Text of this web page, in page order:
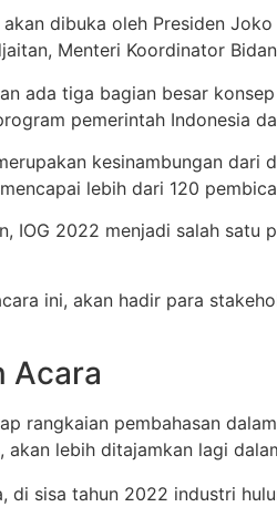
akan dibuka oleh Presiden Joko
, Menteri Koordinator
ada tiga bagian besar konsep
pemerintah Indonesia
kesinambungan dari
mencapai lebih dari 120
, IOG 2022 menjadi salah satu
ini, akan hadir para
Acara
rangkaian pembahasan dalam
, akan lebih ditajamkan lagi
, di sisa tahun 2022 industri hulu